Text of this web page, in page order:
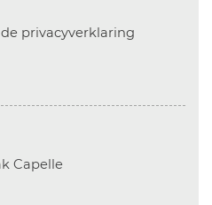
privacyverklaring
Capelle